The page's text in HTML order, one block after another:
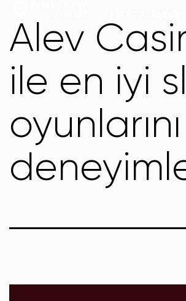
Alev
ile en iyi
oyunlarını